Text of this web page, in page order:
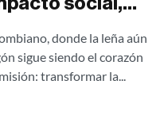
donde la leña aún
sigue siendo el corazón
transformar la...